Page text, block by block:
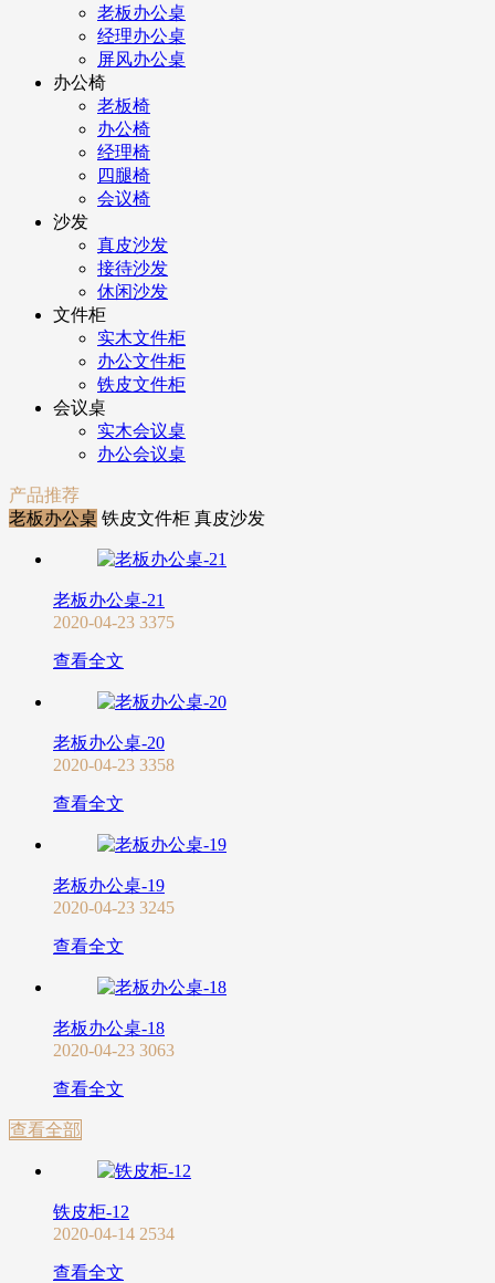
老板办公桌
经理办公桌
屏风办公桌
办公椅
老板椅
办公椅
经理椅
四腿椅
会议椅
沙发
真皮沙发
接待沙发
休闲沙发
文件柜
实木文件柜
办公文件柜
铁皮文件柜
会议桌
实木会议桌
办公会议桌
产品推荐
老板办公桌 铁皮文件柜 真皮沙发
老板办公桌-21
2020-04-23 3375
查看全文
老板办公桌-20
2020-04-23 3358
查看全文
老板办公桌-19
2020-04-23 3245
查看全文
老板办公桌-18
2020-04-23 3063
查看全文
查看全部
铁皮柜-12
2020-04-14 2534
查看全文